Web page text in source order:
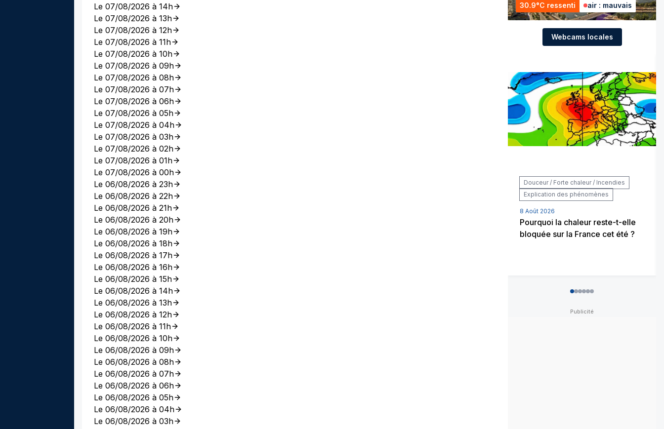
Le 07/08/2026 à 14h
Le 07/08/2026 à 13h
Le 07/08/2026 à 12h
Le 07/08/2026 à 11h
Le 07/08/2026 à 10h
Le 07/08/2026 à 09h
Le 07/08/2026 à 08h
Le 07/08/2026 à 07h
Le 07/08/2026 à 06h
Le 07/08/2026 à 05h
Le 07/08/2026 à 04h
Le 07/08/2026 à 03h
Le 07/08/2026 à 02h
Le 07/08/2026 à 01h
Le 07/08/2026 à 00h
Le 06/08/2026 à 23h
Le 06/08/2026 à 22h
Le 06/08/2026 à 21h
Le 06/08/2026 à 20h
Le 06/08/2026 à 19h
Le 06/08/2026 à 18h
Le 06/08/2026 à 17h
Le 06/08/2026 à 16h
Le 06/08/2026 à 15h
Le 06/08/2026 à 14h
Le 06/08/2026 à 13h
Le 06/08/2026 à 12h
Le 06/08/2026 à 11h
Le 06/08/2026 à 10h
Le 06/08/2026 à 09h
Le 06/08/2026 à 08h
Le 06/08/2026 à 07h
Le 06/08/2026 à 06h
Le 06/08/2026 à 05h
Le 06/08/2026 à 04h
Le 06/08/2026 à 03h
30.9°C ressenti air : mauvais
Webcams locales
Douceur / Forte chaleur / Incendies
Explication des phénomènes
8 Août 2026
Pourquoi la chaleur reste-t-elle
bloquée sur la France cet été ?
012345